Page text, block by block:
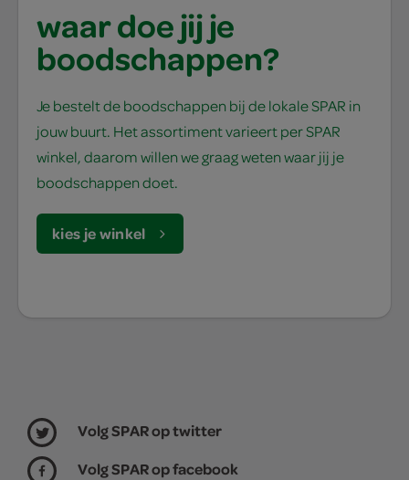
waar doe jij je
boodschappen?
Je bestelt de boodschappen bij de lokale SPAR in
jouw buurt. Het assortiment varieert per SPAR
winkel, daarom willen we graag weten waar jij je
boodschappen doet.
kies je winkel
Volg SPAR op twitter
Volg SPAR op facebook